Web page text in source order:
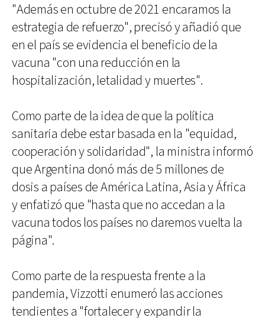
"Además en octubre de 2021 encaramos la
estrategia de refuerzo", precisó y añadió que
en el país se evidencia el beneficio de la
vacuna "con una reducción en la
hospitalización, letalidad y muertes".
Como parte de la idea de que la política
sanitaria debe estar basada en la "equidad,
cooperación y solidaridad", la ministra informó
que Argentina donó más de 5 millones de
dosis a países de América Latina, Asia y África
y enfatizó que "hasta que no accedan a la
vacuna todos los países no daremos vuelta la
página".
Como parte de la respuesta frente a la
pandemia, Vizzotti enumeró las acciones
tendientes a "fortalecer y expandir la